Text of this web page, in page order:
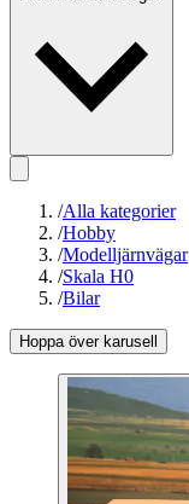
/Alla kategorier
/Hobby
/Modelljärnvägar
/Skala H0
/Bilar
Hoppa över karusell